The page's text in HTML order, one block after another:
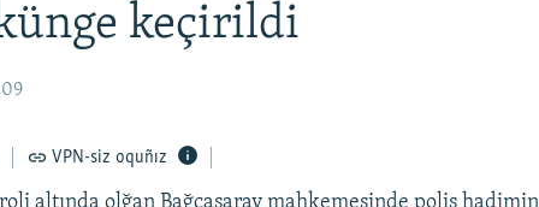
keçirildi
VPN-siz oquñız